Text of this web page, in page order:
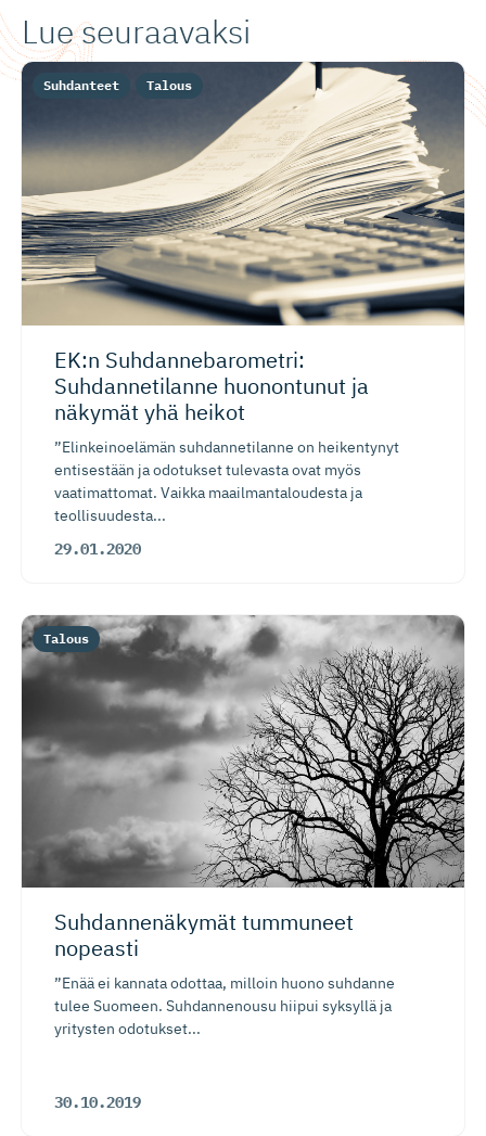
Lue seuraavaksi
EK:n Suhdanneba­ro­metri:
Suhdannetilanne huonontunut ja
näkymät yhä heikot
”Elinkeinoelämän suhdannetilanne on heikentynyt
entisestään ja odotukset tulevasta ovat myös
vaatimattomat. Vaikka maailmantaloudesta ja
teollisuudesta...
29.01.2020
Suhdanteet Talous
Suhdannenäkymät tummuneet
nopeasti
”Enää ei kannata odottaa, milloin huono suhdanne
tulee Suomeen. Suhdannenousu hiipui syksyllä ja
yritysten odotukset...
30.10.2019
Talous